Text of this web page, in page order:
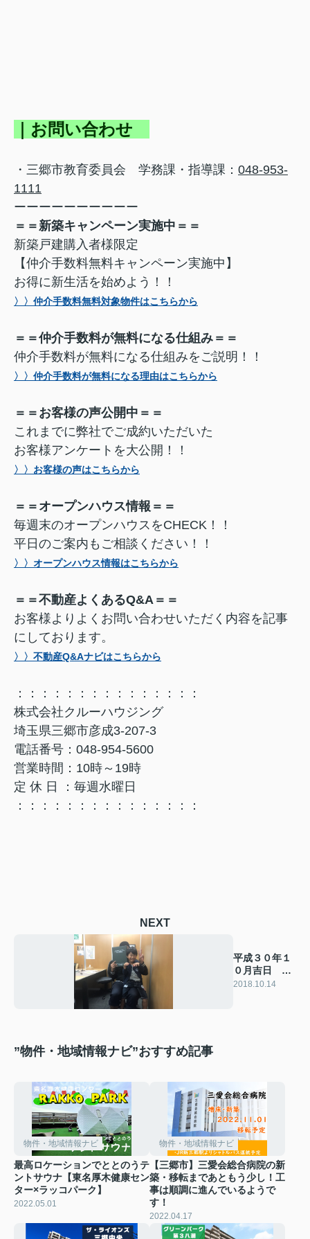
｜お問い合わせ
・三郷市教育委員会 学務課・指導課： 048-953-
1111
ーーーーーーーーーー
＝＝新築キャンペーン実施中＝＝
新築戸建購入者様限定
【仲介手数料無料キャンペーン実施中】
お得に新生活を始めよう！！
〉〉仲介手数料無料対象物件はこちらから
＝＝仲介手数料が無料になる仕組み＝＝
仲介手数料が無料になる仕組みをご説明！！
〉〉仲介手数料が無料になる理由はこちらから
＝＝お客様の声公開中＝＝
これまでに弊社でご成約いただいた
お客様アンケートを大公開！！
〉〉お客様の声はこちらから
＝＝オープンハウス情報＝＝
毎週末のオープンハウスをCHECK！！
平日のご案内もご相談ください！！
〉〉オープンハウス情報はこちらから
＝＝不動産よくあるQ&A＝＝
お客様よりよくお問い合わせいただく内容を記事
にしております。
〉〉不動産Q&Aナビはこちらから
：：：：：：：：：：：：：：：
株式会社クルーハウジング
埼玉県三郷市彦成3-207-3
電話番号：048-954-5600
営業時間：10時～19時
定 休 日 ：毎週水曜日
：：：：：：：：：：：：：：：
NEXT
平成３０年１
０月吉日 K
様の声
2018.10.14
”物件・地域情報ナビ”おすすめ記事
物件・地域情報ナビ
最高ロケーションでととのうテ
ントサウナ【東名厚木健康セン
ター×ラッコパーク】
2022.05.01
物件・地域情報ナビ
【三郷市】三愛会総合病院の新
築・移転まであともう少し！工
事は順調に進んでいるようで
す！
2022.04.17